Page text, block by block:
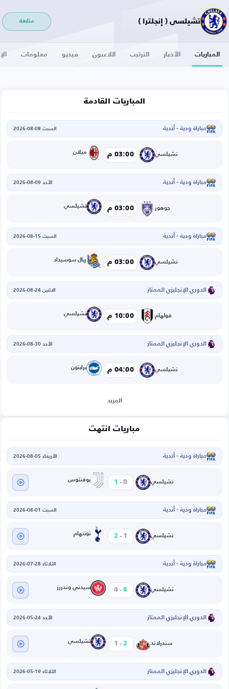
تشيلسي ( إنجلترا ) متابعة
المباريات الأخبار الترتيب اللاعبون فيديو معلومات
المباريات القادمة
مباراة ودية - أندية السبت 08-08-2026
تشيلسي 03:00 م ميلان
مباراة ودية - أندية الأحد 09-08-2026
جوهور 03:00 م تشيلسي
مباراة ودية - أندية السبت 15-08-2026
تشيلسي 03:00 م ريال سوسيداد
الدوري الإنجليزي الممتاز الاثنين 24-08-2026
فولهام 10:00 م تشيلسي
الدوري الإنجليزي الممتاز الأحد 30-08-2026
تشيلسي 04:00 م برايتون
المزيد
مباريات انتهت
مباراة ودية - أندية الأربعاء 05-08-2026
تشيلسي 0
-
1 يوفنتوس
مباراة ودية - أندية السبت 01-08-2026
تشيلسي 1
-
2 توتنهام
مباراة ودية - أندية الثلاثاء 28-07-2026
تشيلسي 6
-
4 سيدني وندررز
الدوري الإنجليزي الممتاز الأحد 24-05-2026
سندرلاند 2
-
1 تشيلسي
الدوري الإنجليزي الممتاز الثلاثاء 19-05-2026